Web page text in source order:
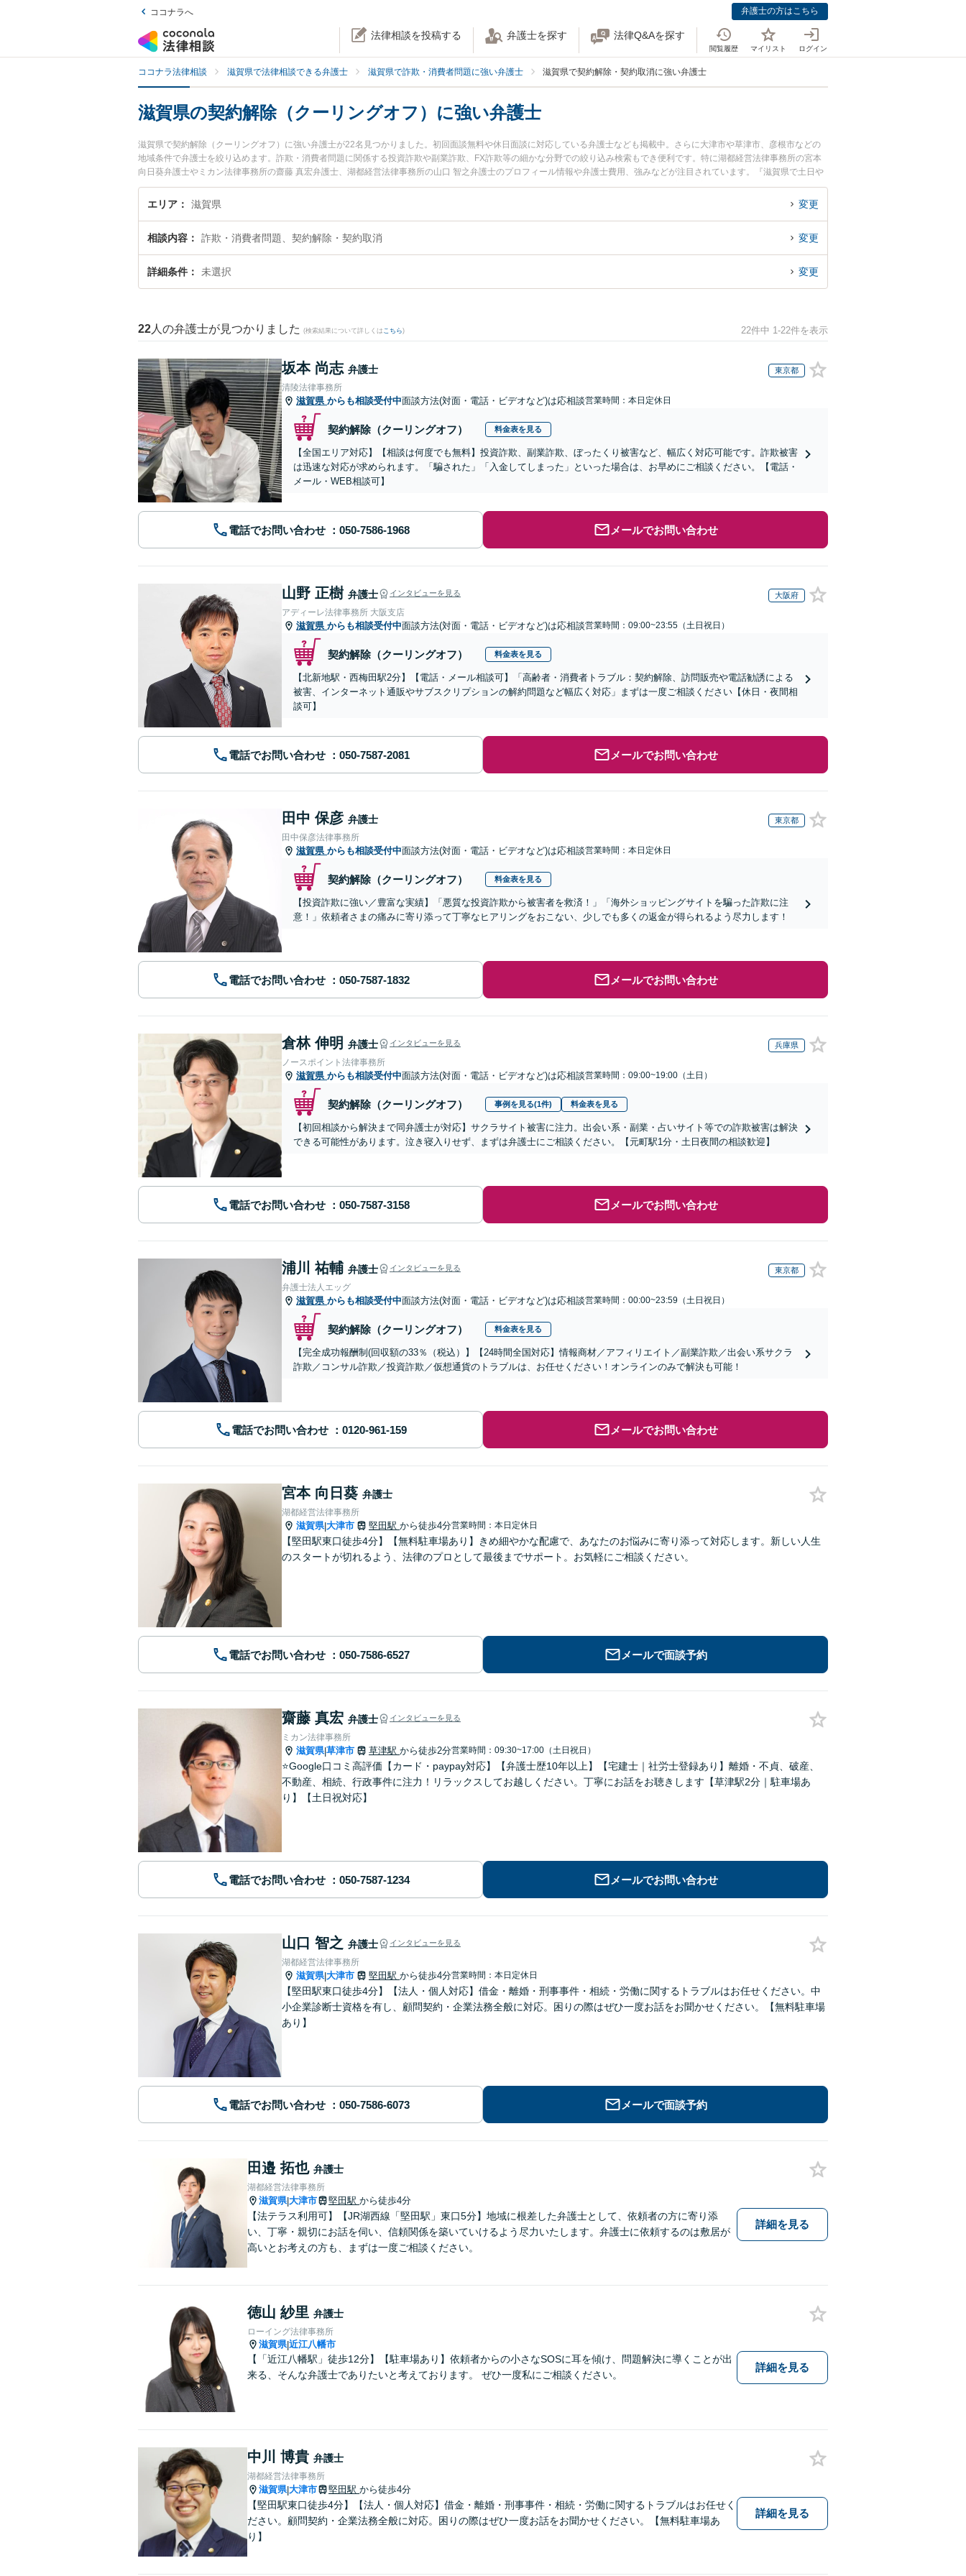
ココナラへ 弁護士の方はこちら
法律相談を投稿する 弁護士を探す 法律Q&Aを探す
閲覧履歴 マイリスト ログイン
ココナラ法律相談 滋賀県で法律相談できる弁護士 滋賀県で詐欺・消費者問題に強い弁護士 滋賀県で契約解除・契約取消に強い弁護士
滋賀県の契約解除（クーリングオフ）に強い弁護士
滋賀県で契約解除（クーリングオフ）に強い弁護士が22名見つかりました。初回面談無料や休日面談に対応している弁護士なども掲載中。さらに大津市や草津市、彦根市などの
地域条件で弁護士を絞り込めます。詐欺・消費者問題に関係する投資詐欺や副業詐欺、FX詐欺等の細かな分野での絞り込み検索もでき便利です。特に湖都経営法律事務所の宮本
向日葵弁護士やミカン法律事務所の齋藤 真宏弁護士、湖都経営法律事務所の山口 智之弁護士のプロフィール情報や弁護士費用、強みなどが注目されています。『滋賀県で土日や
夜間に発生した契約解除（クーリングオフ）のトラブルを今すぐに弁護士に相談したい』『契約解除（クーリングオフ）のトラブル解決の実績豊富な近くの弁護士を検索したい』
『初回相談無料で契約解除（クーリングオフ）を法律相談できる滋賀県内の弁護士に相談予約したい』などでお困りの相談者さんにおすすめです。
エリア 滋賀県 変更
相談内容 詐欺・消費者問題、契約解除・契約取消 変更
詳細条件 未選択 変更
22 人の弁護士が見つかりました (検索結果について詳しくは こちら) 22件中 1-22件を表示
坂本 尚志 弁護士 東京都
清陵法律事務所
滋賀県 からも相談受付中面談方法(対面・電話・ビデオなど)は応相談営業時間：本日定休日
契約解除（クーリングオフ） 料金表を見る
【全国エリア対応】【相談は何度でも無料】投資詐欺、副業詐欺、ぼったくり被害など、幅広く対応可能です。詐欺被害
は迅速な対応が求められます。「騙された」「入金してしまった」といった場合は、お早めにご相談ください。【電話・
メール・WEB相談可】
電話でお問い合わせ メールでお問い合わせ
山野 正樹 弁護士 インタビューを見る 大阪府
アディーレ法律事務所 大阪支店
滋賀県 からも相談受付中面談方法(対面・電話・ビデオなど)は応相談営業時間：09:00~23:55（土日祝日）
契約解除（クーリングオフ） 料金表を見る
【北新地駅・西梅田駅2分】【電話・メール相談可】「高齢者・消費者トラブル：契約解除、訪問販売や電話勧誘による
被害、インターネット通販やサブスクリプションの解約問題など幅広く対応」まずは一度ご相談ください【休日・夜間相
談可】
電話でお問い合わせ メールでお問い合わせ
田中 保彦 弁護士 東京都
田中保彦法律事務所
滋賀県 からも相談受付中面談方法(対面・電話・ビデオなど)は応相談営業時間：本日定休日
契約解除（クーリングオフ） 料金表を見る
【投資詐欺に強い／豊富な実績】「悪質な投資詐欺から被害者を救済！」「海外ショッピングサイトを騙った詐欺に注
意！」依頼者さまの痛みに寄り添って丁寧なヒアリングをおこない、少しでも多くの返金が得られるよう尽力します！
電話でお問い合わせ メールでお問い合わせ
倉林 伸明 弁護士 インタビューを見る 兵庫県
ノースポイント法律事務所
滋賀県 からも相談受付中面談方法(対面・電話・ビデオなど)は応相談営業時間：09:00~19:00（土日）
契約解除（クーリングオフ） 事例を見る(1件) 料金表を見る
【初回相談から解決まで同弁護士が対応】サクラサイト被害に注力。出会い系・副業・占いサイト等での詐欺被害は解決
できる可能性があります。泣き寝入りせず、まずは弁護士にご相談ください。【元町駅1分・土日夜間の相談歓迎】
電話でお問い合わせ メールでお問い合わせ
浦川 祐輔 弁護士 インタビューを見る 東京都
弁護士法人エッグ
滋賀県 からも相談受付中面談方法(対面・電話・ビデオなど)は応相談営業時間：00:00~23:59（土日祝日）
契約解除（クーリングオフ） 料金表を見る
【完全成功報酬制(回収額の33％（税込）】【24時間全国対応】情報商材／アフィリエイト／副業詐欺／出会い系サクラ
詐欺／コンサル詐欺／投資詐欺／仮想通貨のトラブルは、お任せください！オンラインのみで解決も可能！
電話でお問い合わせ メールでお問い合わせ
宮本 向日葵 弁護士
湖都経営法律事務所
滋賀県|大津市 堅田駅 から徒歩4分営業時間：本日定休日
【堅田駅東口徒歩4分】【無料駐車場あり】きめ細やかな配慮で、あなたのお悩みに寄り添って対応します。新しい人生
のスタートが切れるよう、法律のプロとして最後までサポート。お気軽にご相談ください。
電話でお問い合わせ メールで面談予約
齋藤 真宏 弁護士 インタビューを見る
ミカン法律事務所
滋賀県|草津市 草津駅 から徒歩2分営業時間：09:30~17:00（土日祝日）
⭐️Google口コミ高評価【カード・paypay対応】【弁護士歴10年以上】【宅建士｜社労士登録あり】離婚・不貞、破産、
不動産、相続、行政事件に注力！リラックスしてお越しください。丁寧にお話をお聴きします【草津駅2分｜駐車場あ
り】【土日祝対応】
電話でお問い合わせ メールでお問い合わせ
山口 智之 弁護士 インタビューを見る
湖都経営法律事務所
滋賀県|大津市 堅田駅 から徒歩4分営業時間：本日定休日
【堅田駅東口徒歩4分】【法人・個人対応】借金・離婚・刑事事件・相続・労働に関するトラブルはお任せください。中
小企業診断士資格を有し、顧問契約・企業法務全般に対応。困りの際はぜひ一度お話をお聞かせください。【無料駐車場
あり】
電話でお問い合わせ メールで面談予約
田邉 拓也 弁護士
湖都経営法律事務所
滋賀県|大津市 堅田駅 から徒歩4分
【法テラス利用可】【JR湖西線「堅田駅」東口5分】地域に根差した弁護士として、依頼者の方に寄り添
い、丁寧・親切にお話を伺い、信頼関係を築いていけるよう尽力いたします。弁護士に依頼するのは敷居が
高いとお考えの方も、まずは一度ご相談ください。
詳細を見る
徳山 紗里 弁護士
ローイング法律事務所
滋賀県|近江八幡市
【「近江八幡駅」徒歩12分】【駐車場あり】依頼者からの小さなSOSに耳を傾け、問題解決に導くことが出
来る、そんな弁護士でありたいと考えております。 ぜひ一度私にご相談ください。
詳細を見る
中川 博貴 弁護士
湖都経営法律事務所
滋賀県|大津市 堅田駅 から徒歩4分
【堅田駅東口徒歩4分】【法人・個人対応】借金・離婚・刑事事件・相続・労働に関するトラブルはお任せく
ださい。顧問契約・企業法務全般に対応。困りの際はぜひ一度お話をお聞かせください。【無料駐車場あ
り】
詳細を見る